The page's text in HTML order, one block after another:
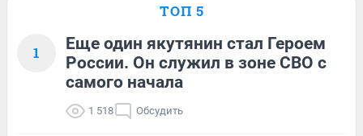
ТОП 5
1
Еще один якутянин стал Героем
России. Он служил в зоне СВО с
самого начала
1 518 Обсудить